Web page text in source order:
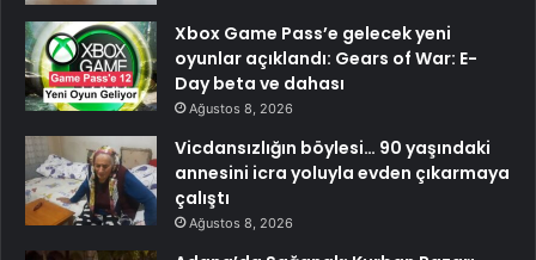
Xbox Game Pass’e gelecek yeni
oyunlar açıklandı: Gears of War: E-
Day beta ve dahası
Ağustos 8, 2026
Vicdansızlığın böylesi… 90 yaşındaki
annesini icra yoluyla evden çıkarmaya
çalıştı
Ağustos 8, 2026